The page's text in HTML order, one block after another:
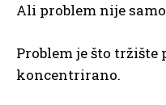
Ali problem nije
Problem je što tržište
koncentrirano.